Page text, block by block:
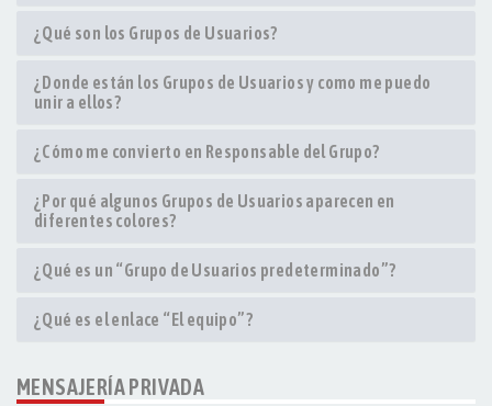
¿Qué son los Grupos de Usuarios?
¿Donde están los Grupos de Usuarios y como me puedo
unir a ellos?
¿Cómo me convierto en Responsable del Grupo?
¿Por qué algunos Grupos de Usuarios aparecen en
diferentes colores?
¿Qué es un “Grupo de Usuarios predeterminado”?
¿Qué es el enlace “El equipo”?
MENSAJERÍA PRIVADA